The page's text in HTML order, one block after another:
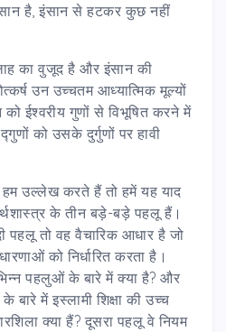
है, इंसान से हटकर कुछ नहीं
का वुजूद है और इंसान की
उन उच्चतम आध्यात्मिक मूल्यों
ईश्वरीय गुणों से विभूषित करने में
को उसके दुर्गुणों पर हावी
हम उल्लेख करते हैं तो हमें यह याद
के तीन बड़े-बड़े पहलू हैं।
पहलू तो वह वैचारिक आधार है जो
को निर्धारित करता है।
पहलुओं के बारे में क्या है? और
में इस्लामी शिक्षा की उच्च
क्या हैं? दूसरा पहलू वे नियम